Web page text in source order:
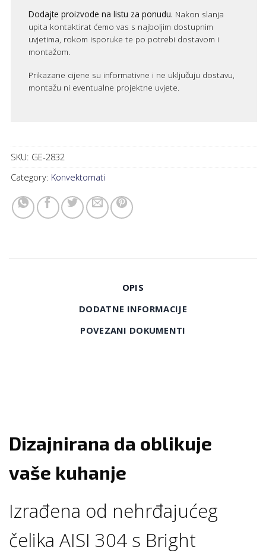
Dodajte proizvode na listu za ponudu. Nakon slanja
upita kontaktirat ćemo vas s najboljim dostupnim
uvjetima, rokom isporuke te po potrebi dostavom i
montažom.
Prikazane cijene su informativne i ne uključuju dostavu,
montažu ni eventualne projektne uvjete.
SKU: GE-2832
Category: Konvektomati
OPIS
DODATNE INFORMACIJE
POVEZANI DOKUMENTI
Dizajnirana da oblikuje
vaše kuhanje
Izrađena od nehrđajućeg
čelika AISI 304 s Bright